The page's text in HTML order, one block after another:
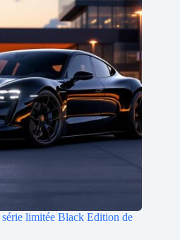
limitée Black Edition de